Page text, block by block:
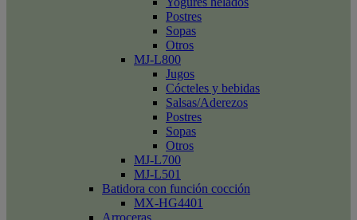
Postres
Sopas
Otros
MJ-L800
Jugos
Cócteles y bebidas
Salsas/Aderezos
Postres
Sopas
Otros
MJ-L700
MJ-L501
Batidora con función cocción
MX-HG4401
Arroceras